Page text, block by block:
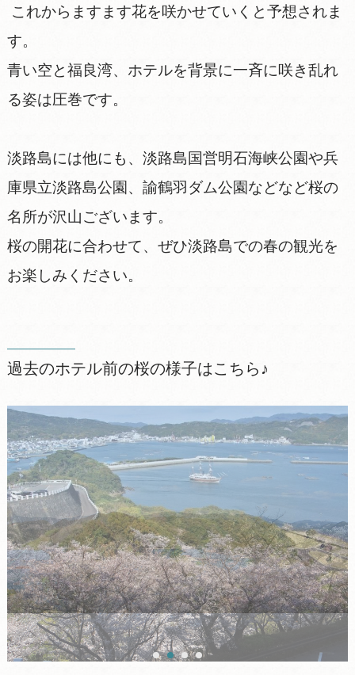
これからますます花を咲かせていくと予想されま
す。
青い空と福良湾、ホテルを背景に一斉に咲き乱れ
る姿は圧巻です。
淡路島には他にも、淡路島国営明石海峡公園や兵
庫県立淡路島公園、諭鶴羽ダム公園などなど桜の
名所が沢山ございます。
桜の開花に合わせて、ぜひ淡路島での春の観光を
お楽しみください。
過去のホテル前の桜の様子はこちら♪